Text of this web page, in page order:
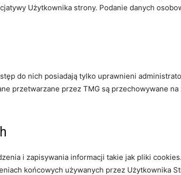
Użytkownika strony. Podanie danych
do nich posiadają tylko uprawnieni
przetwarzane przez TMG są przechowywane
i zapisywania informacji takie jak pliki
końcowych używanych przez Użytkownika